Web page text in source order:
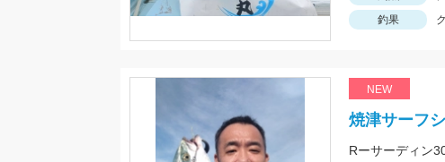
釣果
NEW
焼津サーフ